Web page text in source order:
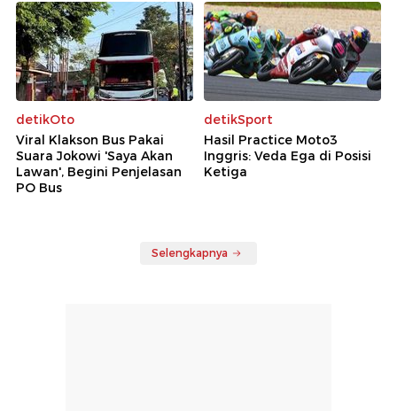
detikOto
Viral Klakson Bus Pakai
Suara Jokowi 'Saya Akan
Lawan', Begini Penjelasan
PO Bus
detikSport
Hasil Practice Moto3
Inggris: Veda Ega di Posisi
Ketiga
Selengkapnya